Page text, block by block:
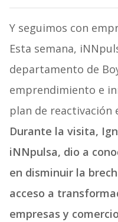
Y seguimos con
Esta semana,
departamento de
emprendimiento e
plan de reactivación
Durante la visita,
iNNpulsa, dio a
en disminuir la
acceso a
empresas y